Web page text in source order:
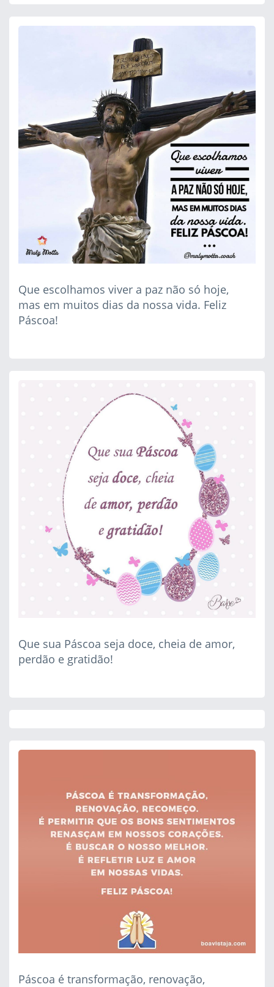
Que escolhamos viver a paz não só hoje,
mas em muitos dias da nossa vida. Feliz
Páscoa!
Que sua Páscoa seja doce, cheia de amor,
perdão e gratidão!
Páscoa é transformação, renovação,